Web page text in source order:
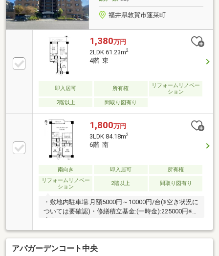
福井県敦賀市蓬莱町
1,380万円
2LDK 61.23m2
4階 東
即入居可 所有権
リフォームリノベー
ション
2階以上
間取り図有り
1,800万円
3LDK 84.18m2
6階 南
南向き 即入居可
所有権
リフォームリノベー
ション
2階以上 間取り図有り
・敷地内駐車場:月額5000円～10000円/台(※空き状況に
ついては要確認)・修繕積立基金:(一時金):225000円※車
アパガーデンコート中央